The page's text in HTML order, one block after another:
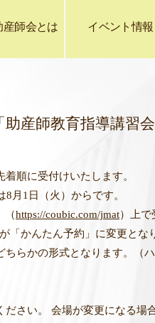
産師会とは イベント情報
産師教育指導講習
順に受付けいたします。
月1日（火）からです。
（https://coubic.com/jmat）上で
「かんたん予約」に変更とな
らかの形式となります。（
さい。 会場が変更になる